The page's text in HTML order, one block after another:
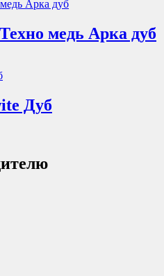
медь Арка дуб
Дуб